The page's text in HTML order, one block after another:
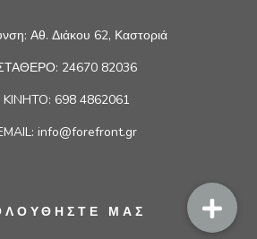
Αθ. Διάκου 62, Καστοριά
24670 82036
KINHTO: 698 4862061
info@forefront.gr
ΜΑΣ